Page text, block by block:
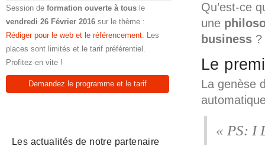
Qu’est-ce
une
business ?
Le
La genèse
« PS: I
Session de formation ouverte à tous le
vendredi 26 Février 2016 sur le thème :
Rédiger pour le web et le référencement. Les
places sont limités et le tarif préférentiel.
Profitez-en vite !
Demandez le programme et le tarif
Les actualités de notre partenaire